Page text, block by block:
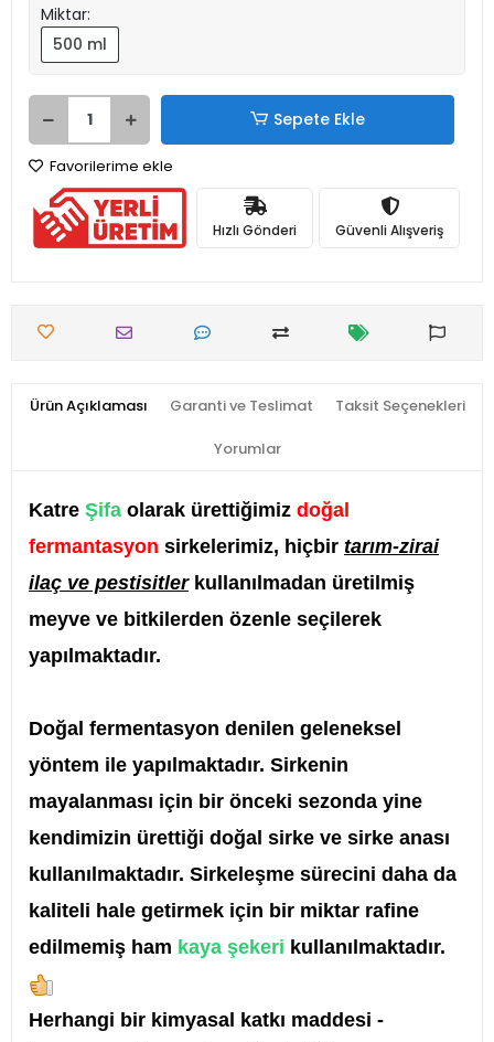
Miktar:
500 ml
Sepete Ekle
Favorilerime ekle
Hızlı Gönderi Güvenli Alışveriş
Ürün Açıklaması Garanti ve Teslimat Taksit Seçenekleri
Yorumlar
Katre Şifa olarak ürettiğimiz doğal
fermantasyon sirkelerimiz, hiçbir tarım-zirai
ilaç ve pestisitlerkullanılmadan üretilmiş
meyve ve bitkilerden özenle seçilerek
yapılmaktadır.
Doğal fermentasyon denilen geleneksel
yöntem ile yapılmaktadır. Sirkenin
mayalanması için bir önceki sezonda yine
kendimizin ürettiği doğal sirke ve sirke anası
kullanılmaktadır. Sirkeleşme sürecini daha da
kaliteli hale getirmek için bir miktar rafine
edilmemiş ham kaya şekeri kullanılmaktadır.
Herhangi bir kimyasal katkı maddesi -